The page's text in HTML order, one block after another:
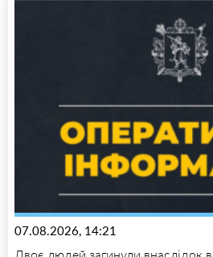
07.08.2026, 14:21